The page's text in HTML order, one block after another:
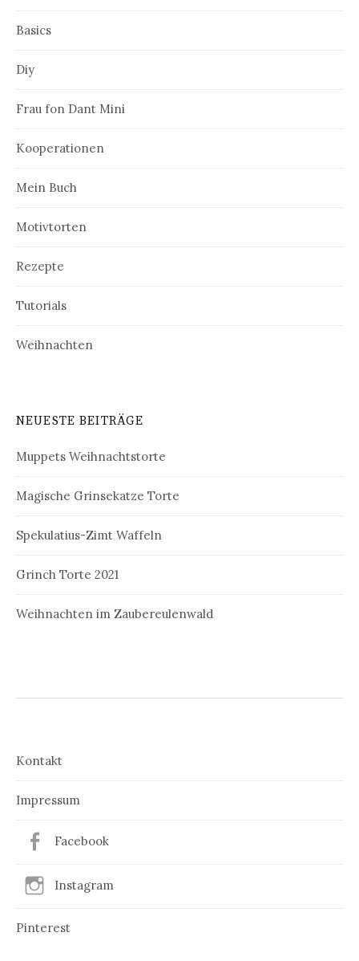
Basics
Diy
Frau fon Dant Mini
Kooperationen
Mein Buch
Motivtorten
Rezepte
Tutorials
Weihnachten
NEUESTE BEITRÄGE
Muppets Weihnachtstorte
Magische Grinsekatze Torte
Spekulatius-Zimt Waffeln
Grinch Torte 2021
Weihnachten im Zaubereulenwald
Kontakt
Impressum
Facebook
Instagram
Pinterest